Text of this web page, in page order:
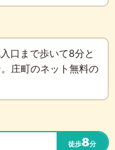
口まで歩いて8分と
庄町のネット無料の
徒歩8分